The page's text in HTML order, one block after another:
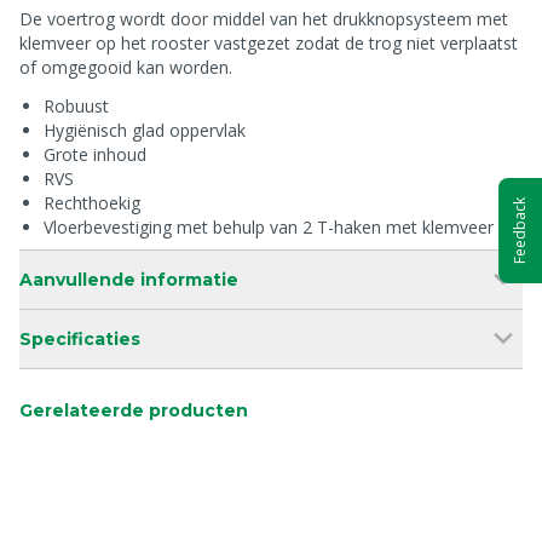
De voertrog wordt door middel van het drukknopsysteem met
klemveer op het rooster vastgezet zodat de trog niet verplaatst
of omgegooid kan worden.
Robuust
Hygiënisch glad oppervlak
Grote inhoud
RVS
Rechthoekig
Vloerbevestiging met behulp van 2 T-haken met klemveer
Aanvullende informatie
Specificaties
Gerelateerde producten
Feedback